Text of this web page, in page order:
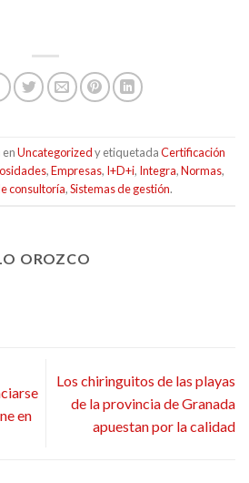
Uncategorizedy etiquetadaCertificación
,Empresas, I+D+i, Integra,Normas,
consultoría,Sistemas de gestión.
OROZCO
en
Los chiringuitos de las playas
de la provincia de Granada
apuestan por la calidad